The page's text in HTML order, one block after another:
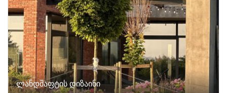
ლანდშაფტის დიზაინი